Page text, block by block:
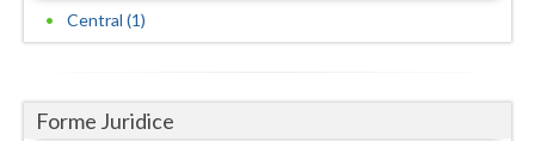
Maramures
Mures
Central (1)
Forme Juridice